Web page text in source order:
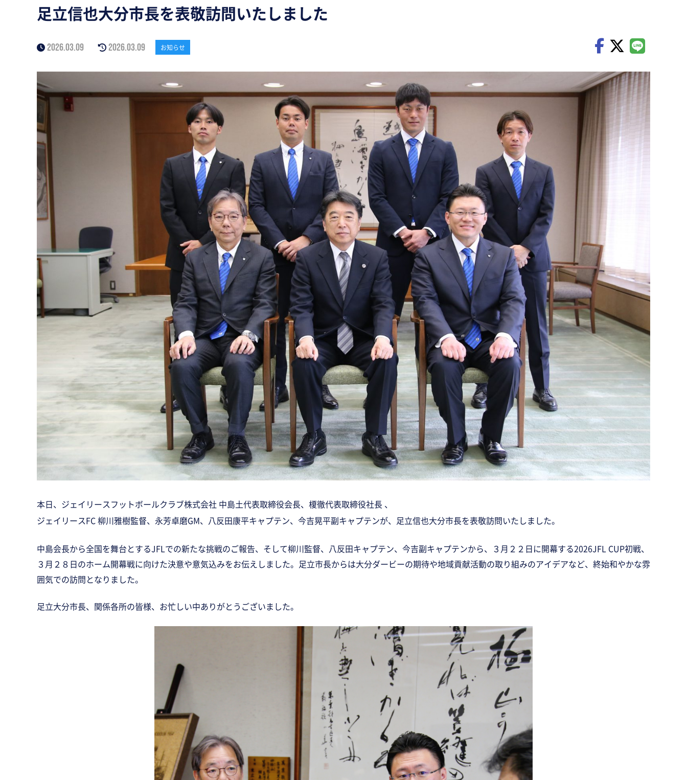
足立信也大分市長を表敬訪問いたしました
2026.03.09 2026.03.09 お知らせ
本日、ジェイリースフットボールクラブ株式会社 中島土代表取締役会長、 榎徹代表取締役社長 、
ジェイリースFC 柳川雅樹監督、永芳卓磨GM、 八反田康平キャプテン、今吉晃平副キャプテンが、足立信也大分市長を表敬訪問いたしました。
中島会長から全国を舞台とするJFLでの新たな挑戦のご報告、そして柳川監督、八反田キャプテン、今吉副キャプテンから、３月２２日に開幕する2026JFL CUP初戦、
３月２８日のホーム開幕戦に向けた決意や意気込みをお伝えしました。 足立市長からは大分ダービーの期待や地域貢献活動の取り組みのアイデアなど、終始和やかな雰
囲気での訪問となりました。
足立大分市長、関係各所の皆様、お忙しい中ありがとうございました。